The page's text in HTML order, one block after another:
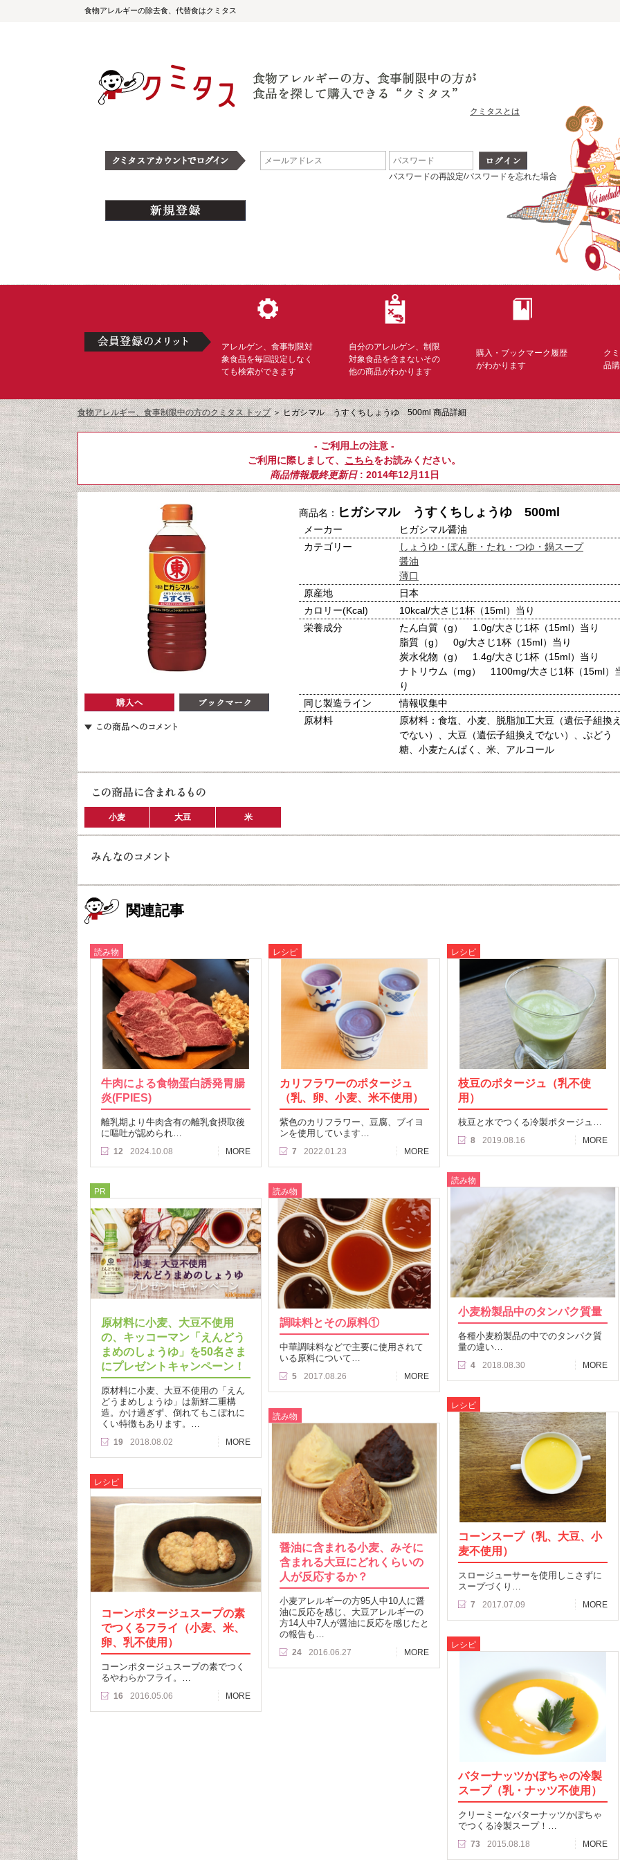
食物アレルギーの除去食、代替食はクミタス
クミタスとは
パスワードの再設定/パスワードを忘れた場合
アレルゲン、食事制限対
象食品を毎回設定しなく
ても検索ができます
自分のアレルゲン、制限
対象食品を含まないその
他の商品がわかります
購入・ブックマーク履歴
がわかります
ク
品
食物アレルギー、食事制限中の方のクミタス トップ＞ヒガシマル うすくちしょうゆ 500ml 商品詳細
- ご利用上の注意 -
ご利用に際しまして、 こちらをお読みください。
商品情報最終更新日: 2014年12月11日
商品名： ヒガシマル うすくちしょうゆ 500ml
メーカー
ヒガシマル醤油
カテゴリー
しょうゆ・ぽん酢・たれ・つゆ・鍋スープ
醤油
薄口
原産地
日本
カロリー(Kcal)
10kcal/大さじ1杯（15ml）当り
栄養成分
たん白質（g） 1.0g/大さじ1杯（15ml）当り
脂質（g） 0g/大さじ1杯（15ml）当り
炭水化物（g） 1.4g/大さじ1杯（15ml）当り
ナトリウム（mg） 1100mg/大さじ1杯（15ml）
り
同じ製造ライン
情報収集中
原材料
原材料：食塩、小麦、脱脂加工大豆（遺伝子組換
でない）、大豆（遺伝子組換えでない）、ぶどう
糖、小麦たんぱく、米、アルコール
小麦 大豆 米
関連記事
読み物
牛肉による食物蛋白誘発胃腸
炎(FPIES)
離乳期より牛肉含有の離乳食摂取後
に嘔吐が認められ…
12 2024.10.08 MORE
レシピ
カリフラワーのポタージュ
（乳、卵、小麦、米不使用）
紫色のカリフラワー、豆腐、ブイヨ
ンを使用しています…
7 2022.01.23 MORE
レシピ
枝豆のポタージュ（乳不使
用）
枝豆と水でつくる冷製ポタージュ…
8 2019.08.16 MORE
読み物
小麦粉製品中のタンパク質量
各種小麦粉製品の中でのタンパク質
量の違い…
4 2018.08.30 MORE
PR
原材料に小麦、大豆不使用
の、キッコーマン「えんどう
まめのしょうゆ」を50名さま
にプレゼントキャンペーン！
原材料に小麦、大豆不使用の「えん
どうまめしょうゆ」は新鮮二重構
造。かけ過ぎず、倒れてもこぼれに
くい特徴もあります。…
19 2018.08.02 MORE
読み物
調味料とその原料①
中華調味料などで主要に使用されて
いる原料について…
5 2017.08.26 MORE
レシピ
コーンスープ（乳、大豆、小
麦不使用）
スロージューサーを使用しこさずに
スープづくり…
7 2017.07.09 MORE
読み物
醤油に含まれる小麦、みそに
含まれる大豆にどれくらいの
人が反応するか？
小麦アレルギーの方95人中10人に醤
油に反応を感じ、大豆アレルギーの
方14人中7人が醤油に反応を感じたと
の報告も…
24 2016.06.27 MORE
レシピ
コーンポタージュスープの素
でつくるフライ（小麦、米、
卵、乳不使用）
コーンポタージュスープの素でつく
るやわらかフライ。…
16 2016.05.06 MORE
レシピ
バターナッツかぼちゃの冷製
スープ（乳・ナッツ不使用）
クリーミーなバターナッツかぼちゃ
でつくる冷製スープ！…
73 2015.08.18 MORE